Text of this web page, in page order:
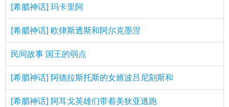
[希腊神话] 玛卡里阿
[希腊神话] 欧律斯透斯和阿尔克墨涅
民间故事 国王的弱点
[希腊神话] 阿德拉斯托斯的女婿波吕尼刻斯和
[希腊神话] 阿耳戈英雄们带着美狄亚逃跑